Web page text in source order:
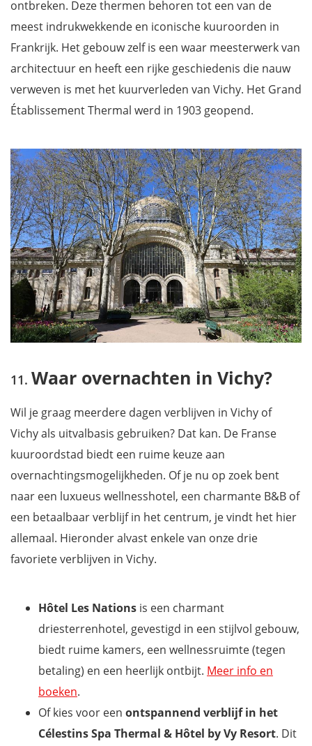
ontbreken. Deze thermen behoren tot een van de
meest indrukwekkende en iconische kuuroorden in
Frankrijk. Het gebouw zelf is een waar meesterwerk van
architectuur en heeft een rijke geschiedenis die nauw
verweven is met het kuurverleden van Vichy. Het Grand
Établissement Thermal werd in 1903 geopend.
Waar overnachten in Vichy?
Wil je graag meerdere dagen verblijven in Vichy of
Vichy als uitvalbasis gebruiken? Dat kan. De Franse
kuuroordstad biedt een ruime keuze aan
overnachtingsmogelijkheden. Of je nu op zoek bent
naar een luxueus wellnesshotel, een charmante B&B of
een betaalbaar verblijf in het centrum, je vindt het hier
allemaal. Hieronder alvast enkele van onze drie
favoriete verblijven in Vichy.
Hôtel Les Nations is een charmant
driesterrenhotel, gevestigd in een stijlvol gebouw,
biedt ruime kamers, een wellnessruimte (tegen
betaling) en een heerlijk ontbijt. Meer info en
boeken.
Of kies voor een ontspannend verblijf in het
Célestins Spa Thermal & Hôtel by Vy Resort. Dit